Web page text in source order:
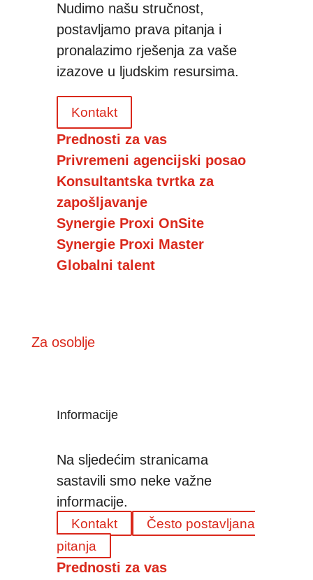
Nudimo našu stručnost,
postavljamo prava pitanja i
pronalazimo rješenja za vaše
izazove u ljudskim resursima.
Kontakt
Prednosti za vas
Privremeni agencijski posao
Konsultantska tvrtka za
zapošljavanje
Synergie Proxi OnSite
Synergie Proxi Master
Globalni talent
Za osoblje
Informacije
Na sljedećim stranicama
sastavili smo neke važne
informacije.
Kontakt
Često postavljana
pitanja
Prednosti za vas